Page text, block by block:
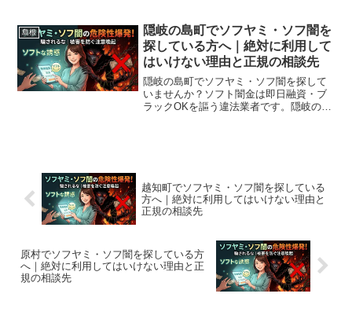
市から利用できる無料相談先まで完全解
説。
島根
隠岐の島町でソフヤミ・ソフ闇を
探している方へ｜絶対に利用して
はいけない理由と正規の相談先
隠岐の島町でソフヤミ・ソフ闇を探して
いませんか？ソフト闇金は即日融資・ブ
ラックOKを謳う違法業者です。隠岐の島
越知町でソフヤミ・ソフ闇を探している
方へ｜絶対に利用してはいけない理由と
正規の相談先
原村でソフヤミ・ソフ闇を探している方
へ｜絶対に利用してはいけない理由と正
規の相談先